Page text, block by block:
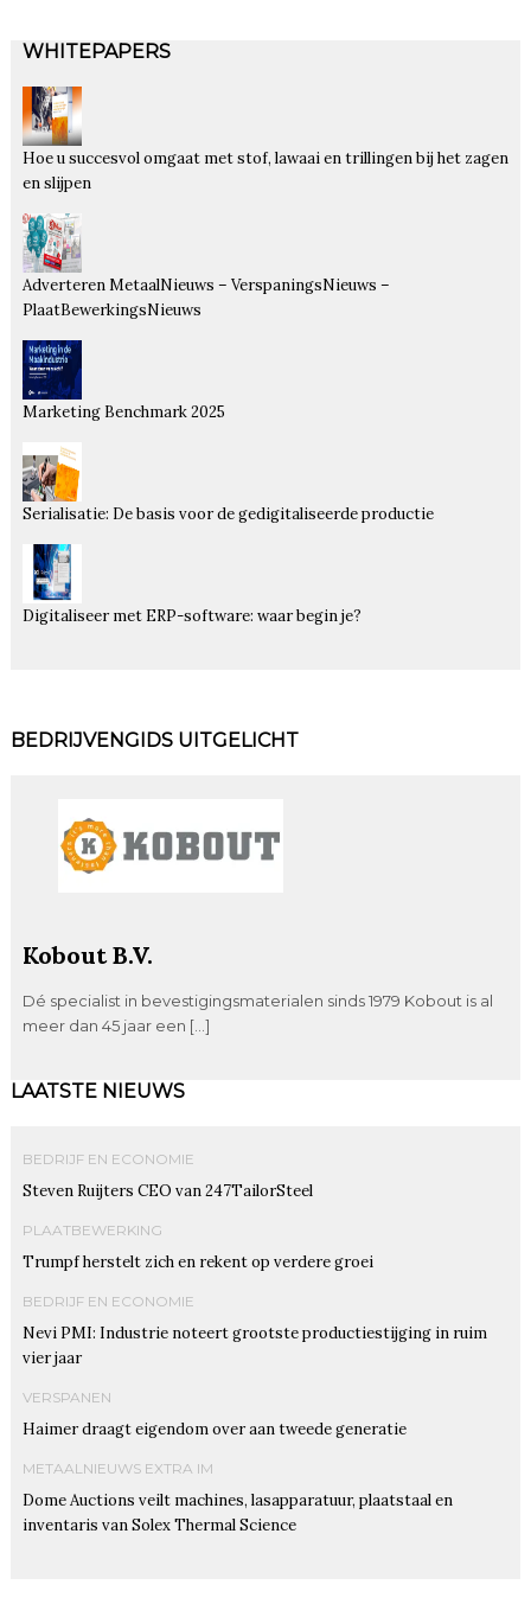
WHITEPAPERS
Hoe u succesvol omgaat met stof, lawaai en trillingen bij het zagen
en slijpen
Adverteren MetaalNieuws – VerspaningsNieuws –
PlaatBewerkingsNieuws
Marketing Benchmark 2025
Serialisatie: De basis voor de gedigitaliseerde productie
Digitaliseer met ERP-software: waar begin je?
BEDRIJVENGIDS UITGELICHT
Kobout B.V.
Dé specialist in bevestigingsmaterialen sinds 1979 Kobout is al
meer dan 45 jaar een […]
LAATSTE NIEUWS
BEDRIJF EN ECONOMIE
Steven Ruijters CEO van 247TailorSteel
PLAATBEWERKING
Trumpf herstelt zich en rekent op verdere groei
BEDRIJF EN ECONOMIE
Nevi PMI: Industrie noteert grootste productiestijging in ruim
vier jaar
VERSPANEN
Haimer draagt eigendom over aan tweede generatie
METAALNIEUWS EXTRA IM
Dome Auctions veilt machines, lasapparatuur, plaatstaal en
inventaris van Solex Thermal Science